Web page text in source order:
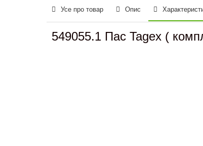
Усе про товар Опис
549055.1 Пас Tagex (